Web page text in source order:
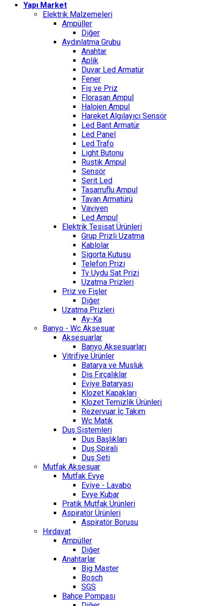
Yapı Market
Elektrik Malzemeleri
Ampüller
Diğer
Aydınlatma Grubu
Anahtar
Aplik
Duvar Led Armatür
Fener
Fiş ve Priz
Florasan Ampul
Halojen Ampul
Hareket Algılayıcı Sensör
Led Bant Armatür
Led Panel
Led Trafo
Light Butonu
Rustik Ampul
Sensör
Şerit Led
Tasarruflu Ampul
Tavan Armatürü
Vaviyen
Led Ampul
Elektrik Tesisat Ürünleri
Grup Prizli Uzatma
Kablolar
Sigorta Kutusu
Telefon Prizi
Tv Uydu Sat Prizi
Uzatma Prizleri
Priz ve Fişler
Diğer
Uzatma Prizleri
Ay-Ka
Banyo - Wc Aksesuar
Aksesuarlar
Banyo Aksesuarları
Vitrifiye Ürünler
Batarya ve Musluk
Diş Fırçalıklar
Eviye Bataryası
Klozet Kapakları
Klozet Temizlik Ürünleri
Rezervuar İç Takım
Wc Matik
Duş Sistemleri
Duş Başlıkları
Duş Spirali
Duş Seti
Mutfak Aksesuar
Mutfak Evye
Eviye - Lavabo
Evye Kubar
Pratik Mutfak Ürünleri
Aspiratör Ürünleri
Aspiratör Borusu
Hırdavat
Ampüller
Diğer
Anahtarlar
Big Master
Bosch
SGS
Bahçe Pompası